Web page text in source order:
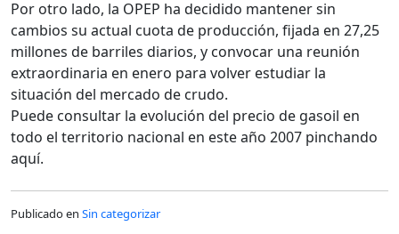
Por otro lado, la OPEP ha decidido mantener sin
cambios su actual cuota de producción, fijada en 27,25
millones de barriles diarios, y convocar una reunión
extraordinaria en enero para volver estudiar la
situación del mercado de crudo.
Puede consultar la evolución del precio de gasoil en
todo el territorio nacional en este año 2007 pinchando
aquí.
Publicado en Sin categorizar